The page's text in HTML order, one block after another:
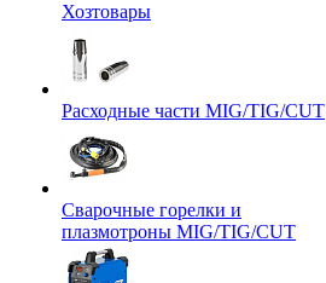
Хозтовары
Расходные части MIG/TIG/CUT
Сварочные горелки и
плазмотроны MIG/TIG/CUT